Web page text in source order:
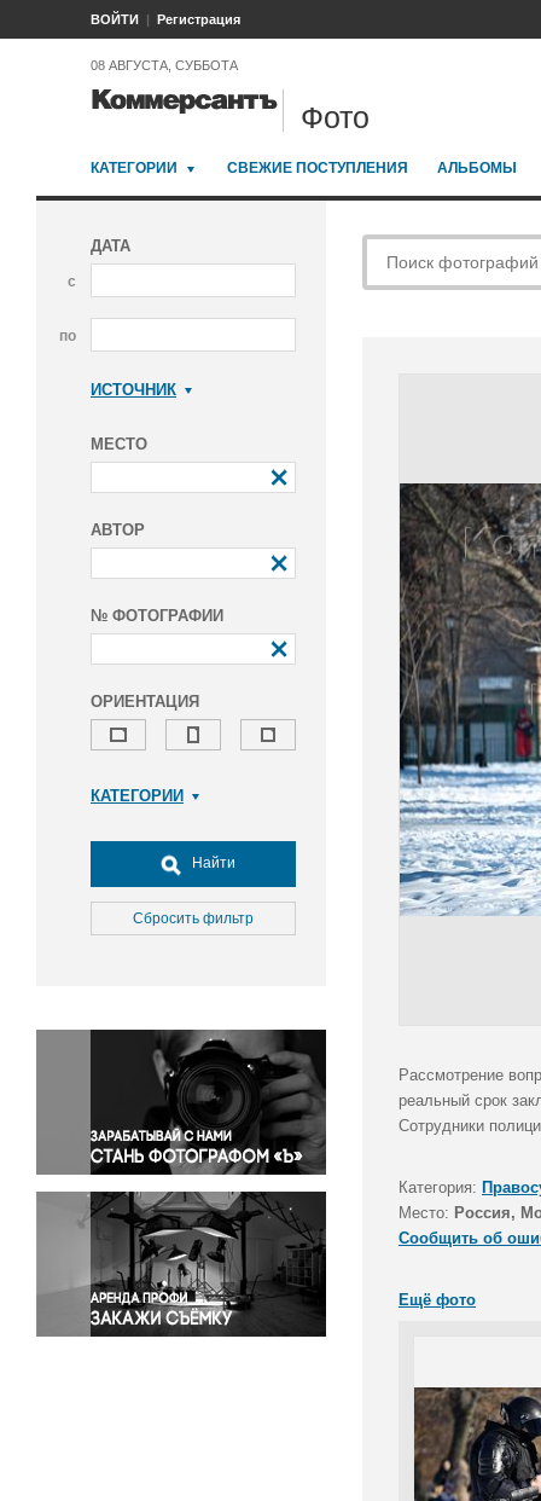
ВОЙТИ Регистрация
08 АВГУСТА, СУББОТА
Фото
КАТЕГОРИИ СВЕЖИЕ ПОСТУПЛЕНИЯ АЛЬБОМЫ
ДАТА
с
по
ИСТОЧНИК
МЕСТО
АВТОР
№ ФОТОГРАФИИ
ОРИЕНТАЦИЯ
КАТЕГОРИИ
Досуг, туризм и отдых
Культура
Медицина
Окружающая среда
Политика
Правосудие
Происшествия и конфликты
Религия
Светская жизнь
Спорт
Экология
Экономика и бизнес
Найти
Сбросить фильтр
Рассмотрение
реальный срок
Сотрудники
Категория:
Место: Россия,
Сообщить об
Ещё фото